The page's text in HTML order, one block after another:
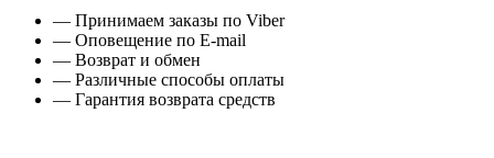
— Принимаем заказы по Viber
— Оповещение по E-mail
— Возврат и обмен
— Различные способы оплаты
— Гарантия возврата средств